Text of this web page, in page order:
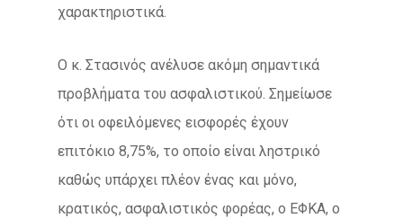
χαρακτηριστικά.
Ο κ. Στασινός ανέλυσε ακόμη σημαντικά
προβλήματα του ασφαλιστικού. Σημείωσε
ότι οι οφειλόμενες εισφορές έχουν
επιτόκιο 8,75%, το οποίο είναι ληστρικό
καθώς υπάρχει πλέον ένας και μόνο,
κρατικός, ασφαλιστικός φορέας, ο ΕΦΚΑ, ο